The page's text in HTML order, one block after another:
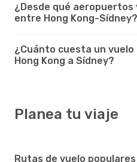
¿Desde qué aeropuertos
entre Hong Kong-Sídney?
¿Cuánto cuesta un
Hong Kong a Sídney?
Planea tu viaje
Rutas de vuelo populares